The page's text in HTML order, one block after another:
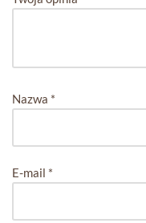
Nazwa *
E-mail *